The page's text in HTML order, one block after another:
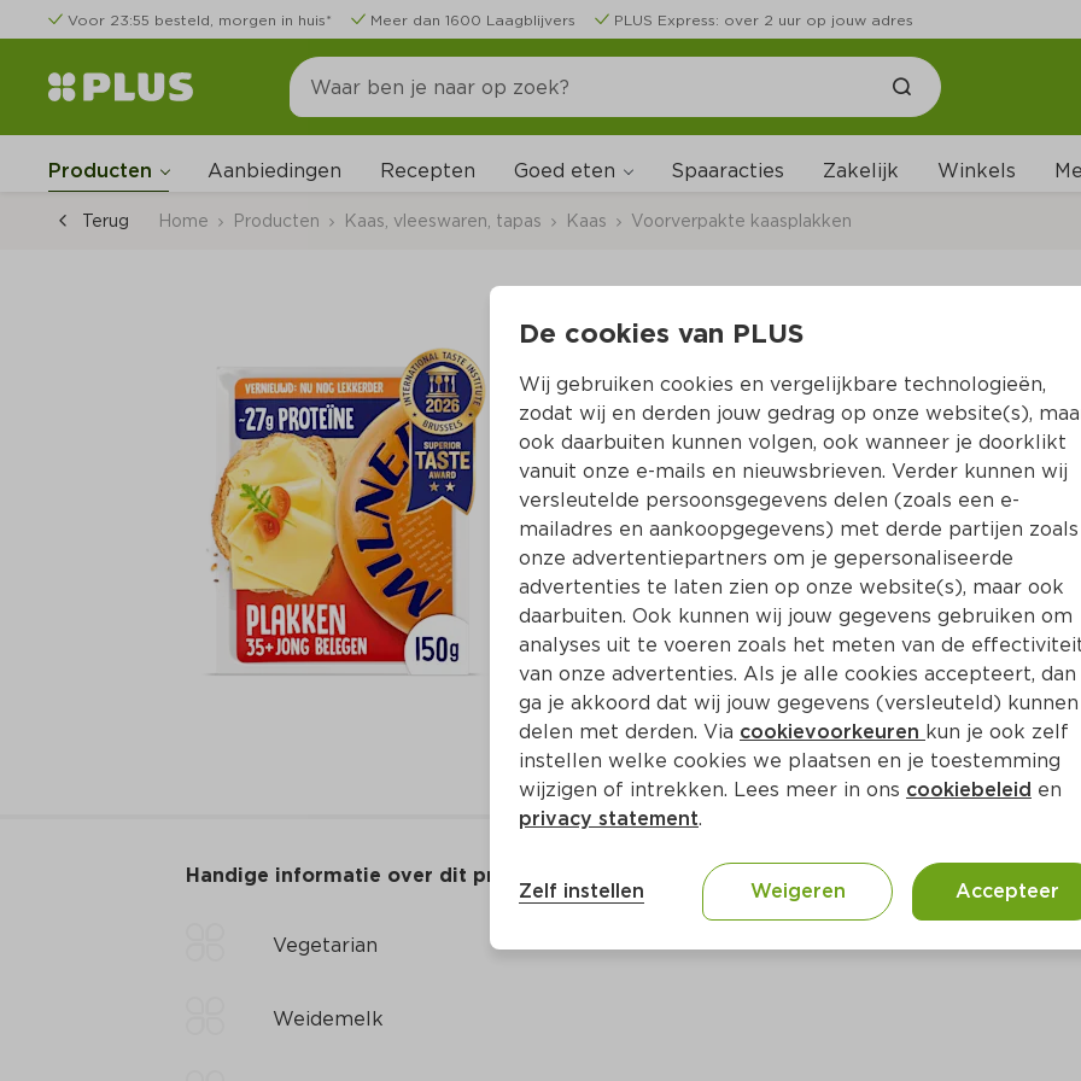
Voor 23:55 besteld, morgen in huis* Meer dan 1600 Laagblijvers PLUS Express: over 2 uur op jouw adres
Producten Aanbiedingen Recepten Goed eten Spaaracties Zakelijk Winkels
Terug Home Producten Kaas, vleeswaren, tapas Kaas Voorverpakte kaasplakken
Milner Jong Belegen
Per Tray 150 g  (per kilo €19.93)
2.99
Toevoegen
Handige informatie over dit product
Vegetarian
Weidemelk
De cookies van PLUS
Wij gebruiken cookies en vergelijkbare technologieën,
zodat wij en derden jouw gedrag op onze website(s),
ook daarbuiten kunnen volgen, ook wanneer je doorklikt
vanuit onze e-mails en nieuwsbrieven. Verder kunnen wij
versleutelde persoonsgegevens delen (zoals een e-
mailadres en aankoopgegevens) met derde partijen zoals
onze advertentiepartners om je gepersonaliseerde
advertenties te laten zien op onze website(s), maar ook
daarbuiten. Ook kunnen wij jouw gegevens gebruiken om
analyses uit te voeren zoals het meten van de
van onze advertenties. Als je alle cookies accepteert, dan
ga je akkoord dat wij jouw gegevens (versleuteld) kunnen
delen met derden. Via cookievoorkeuren kun je ook zelf
instellen welke cookies we plaatsen en je toestemming
wijzigen of intrekken. Lees meer in ons cookiebeleid en
privacy statement.
Zelf instellen Weigeren Accepteer